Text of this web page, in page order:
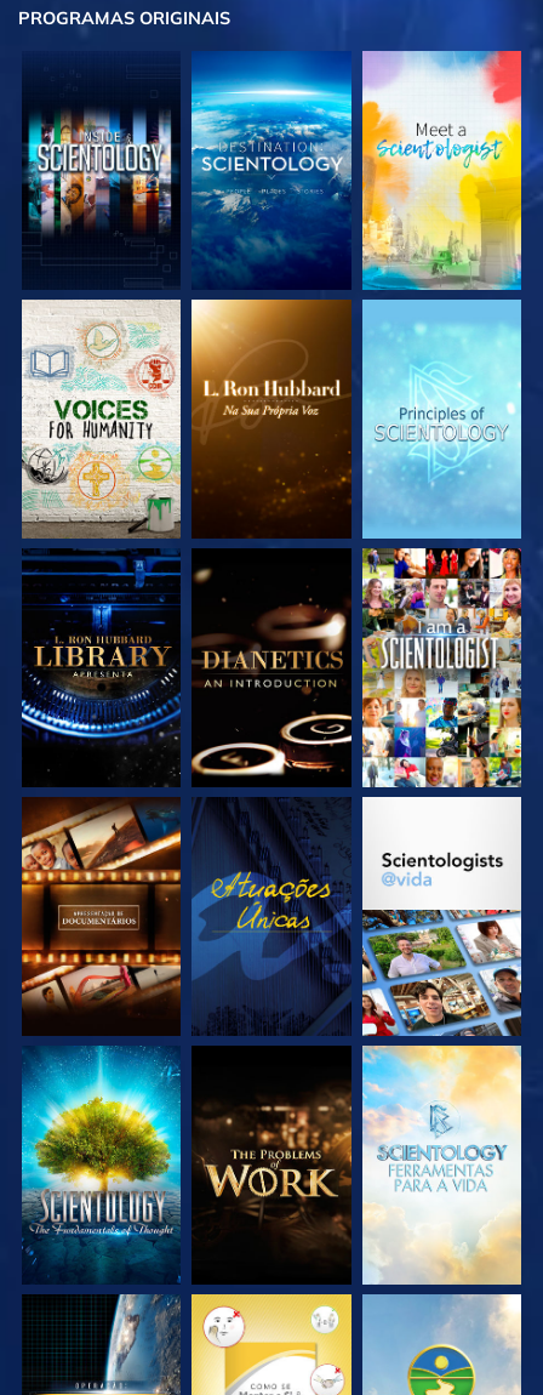
PROGRAMAS ORIGINAIS
EXPLORE A SÉRIE EXPLORE A SÉRIE EXPLORE A SÉRIE
EXPLORE A SÉRIE EXPLORE A SÉRIE VEJA
EXPLORE A SÉRIE VEJA EXPLORE A SÉRIE
EXPLORE A SÉRIE EXPLORE A SÉRIE EXPLORE A SÉRIE
VEJA VEJA VEJA